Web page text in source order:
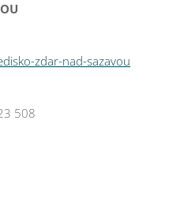
zdar-nad-sazavou
508